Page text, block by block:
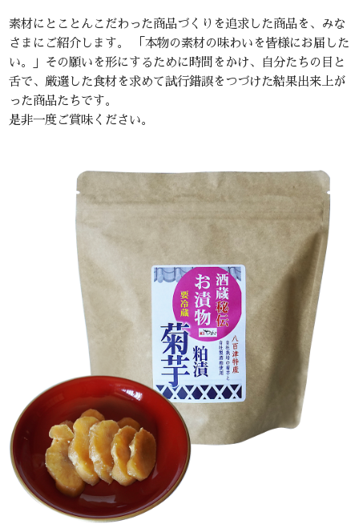
素材にとことんこだわった商品づくりを追求した商品を、みな
さまにご紹介します。 「本物の素材の味わいを皆様にお届した
い。」その願いを形にするために時間をかけ、自分たちの目と
舌で、厳選した食材を求めて試行錯誤をつづけた結果出来上が
った商品たちです。
是非一度ご賞味ください。